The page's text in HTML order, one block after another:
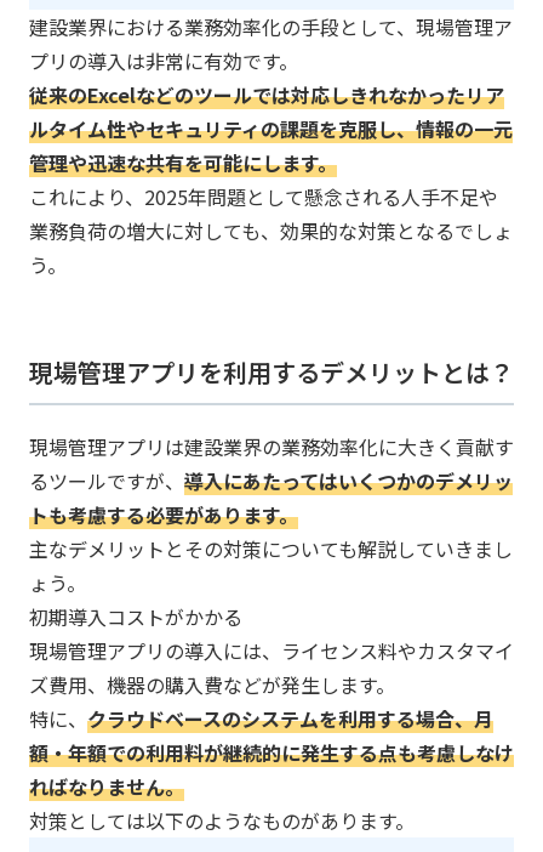
建設業界における業務効率化の手段として、現場管理ア
プリの導入は非常に有効です。
従来のExcelなどのツールでは対応しきれなかったリア
ルタイム性やセキュリティの課題を克服し、情報の一元
管理や迅速な共有を可能にします。​
これにより、2025年問題として懸念される人手不足や
業務負荷の増大に対しても、効果的な対策となるでしょ
う。
現場管理アプリを利用するデメリットとは？
現場管理アプリは建設業界の業務効率化に大きく貢献す
るツールですが、 導入にあたってはいくつかのデメリッ
トも考慮する必要があります。​
主なデメリットとその対策についても解説していきまし
ょう。
初期導入コストがかかる
現場管理アプリの導入には、ライセンス料やカスタマイ
ズ費用、機器の購入費などが発生します。
特に、 クラウドベースのシステムを利用する場合、月
額・年額での利用料が継続的に発生する点も考慮しなけ
ればなりません。​
対策としては以下のようなものがあります。